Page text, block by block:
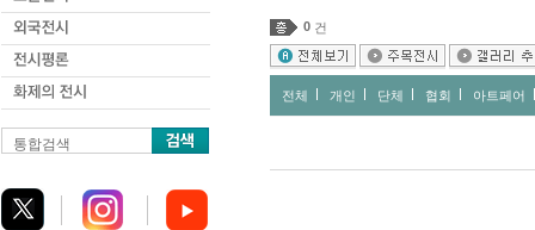
통합검색
0 건
전체 개인 단체 협회 아트페어